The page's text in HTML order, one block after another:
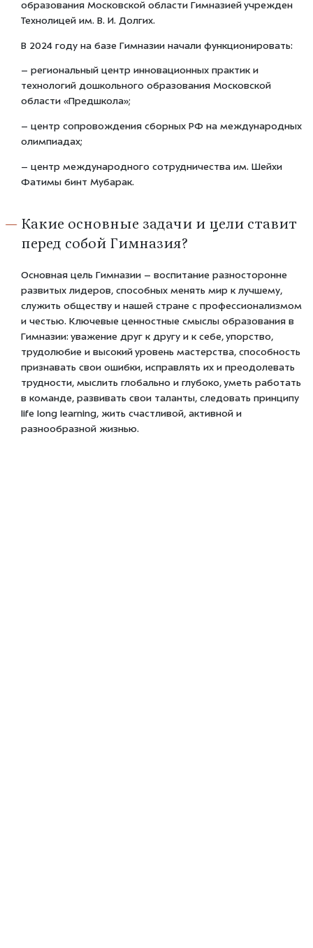
образования Московской области Гимназией учрежден
Технолицей им. В. И. Долгих.
В 2024 году на базе Гимназии начали функционировать:
– региональный центр инновационных практик и
технологий дошкольного образования Московской
области «Предшкола»;
– центр сопровождения сборных РФ на международных
олимпиадах;
– центр международного сотрудничества им. Шейхи
Фатимы бинт Мубарак.
Какие основные задачи и цели ставит
перед собой Гимназия?
Основная цель Гимназии – воспитание разносторонне
развитых лидеров, способных менять мир к лучшему,
служить обществу и нашей стране с профессионализмом
и честью. Ключевые ценностные смыслы образования в
Гимназии: уважение друг к другу и к себе, упорство,
трудолюбие и высокий уровень мастерства, способность
признавать свои ошибки, исправлять их и преодолевать
трудности, мыслить глобально и глубоко, уметь работать
в команде, развивать свои таланты, следовать принципу
life long learning, жить счастливой, активной и
разнообразной жизнью.